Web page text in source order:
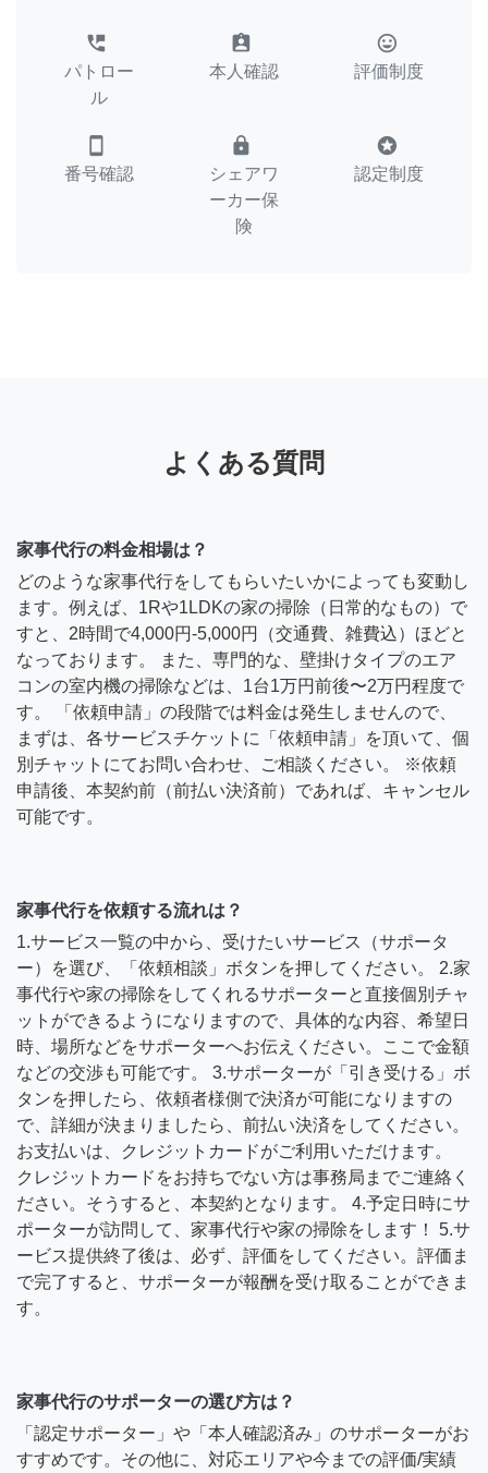
perm_phone_msg
パトロー
ル
assignment_ind
本人確認
tag_faces
評価制度
smartphone
番号確認
lock
シェアワ
ーカー保
険
stars
認定制度
よくある質問
家事代行の料金相場は？
どのような家事代行をしてもらいたいかによっても変動し
ます。例えば、1Rや1LDKの家の掃除（日常的なもの）で
すと、2時間で4,000円-5,000円（交通費、雑費込）ほどと
なっております。 また、専門的な、壁掛けタイプのエア
コンの室内機の掃除などは、1台1万円前後〜2万円程度で
す。 「依頼申請」の段階では料金は発生しませんので、
まずは、各サービスチケットに「依頼申請」を頂いて、個
別チャットにてお問い合わせ、ご相談ください。 ※依頼
申請後、本契約前（前払い決済前）であれば、キャンセル
可能です。
家事代行を依頼する流れは？
1.サービス一覧の中から、受けたいサービス（サポータ
ー）を選び、「依頼相談」ボタンを押してください。 2.家
事代行や家の掃除をしてくれるサポーターと直接個別チャ
ットができるようになりますので、具体的な内容、希望日
時、場所などをサポーターへお伝えください。ここで金額
などの交渉も可能です。 3.サポーターが「引き受ける」ボ
タンを押したら、依頼者様側で決済が可能になりますの
で、詳細が決まりましたら、前払い決済をしてください。
お支払いは、クレジットカードがご利用いただけます。
クレジットカードをお持ちでない方は事務局までご連絡く
ださい。そうすると、本契約となります。 4.予定日時にサ
ポーターが訪問して、家事代行や家の掃除をします！ 5.サ
ービス提供終了後は、必ず、評価をしてください。評価ま
で完了すると、サポーターが報酬を受け取ることができま
す。
家事代行のサポーターの選び方は？
「認定サポーター」や「本人確認済み」のサポーターがお
すすめです。その他に、対応エリアや今までの評価/実績